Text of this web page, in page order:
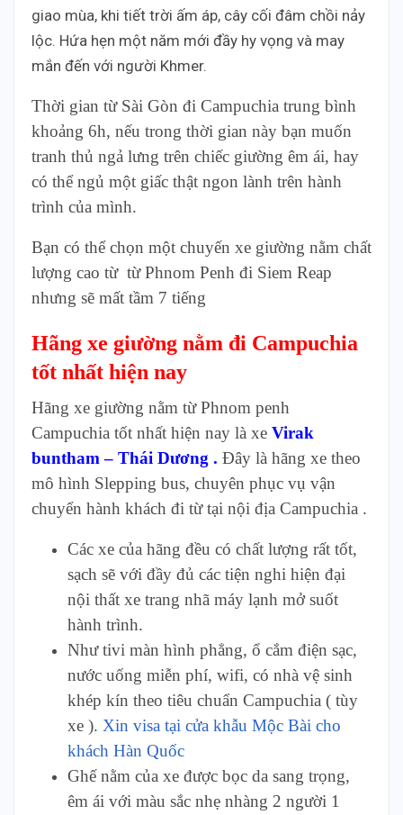
giao mùa, khi tiết trời ấm áp, cây cối đâm chồi nảy
lộc. Hứa hẹn một năm mới đầy hy vọng và may
mắn đến với người Khmer.
Thời gian từ Sài Gòn đi Campuchia trung bình
khoảng 6h, nếu trong thời gian này bạn muốn
tranh thủ ngả lưng trên chiếc giường êm ái, hay
có thể ngủ một giấc thật ngon lành trên hành
trình của mình.
Bạn có thể chọn một chuyến xe giường nằm chất
lượng cao từ từ Phnom Penh đi Siem Reap
nhưng sẽ mất tầm 7 tiếng
Hãng xe giường nằm đi Campuchia
tốt nhất hiện nay
Hãng xe giường nằm từ Phnom penh
Campuchia tốt nhất hiện nay là xe Virak
buntham – Thái Dương . Đây là hãng xe theo
mô hình Slepping bus, chuyên phục vụ vận
chuyển hành khách đi từ tại nội địa Campuchia .
Các xe của hãng đều có chất lượng rất tốt,
sạch sẽ với đầy đủ các tiện nghi hiện đại
nội thất xe trang nhã máy lạnh mở suốt
hành trình.
Như tivi màn hình phẳng, ổ cắm điện sạc,
nước uống miễn phí, wifi, có nhà vệ sinh
khép kín theo tiêu chuẩn Campuchia ( tùy
xe ). Xin visa tại cửa khẫu Mộc Bài cho
khách Hàn Quốc
Ghế nằm của xe được bọc da sang trọng,
êm ái với màu sắc nhẹ nhàng 2 người 1